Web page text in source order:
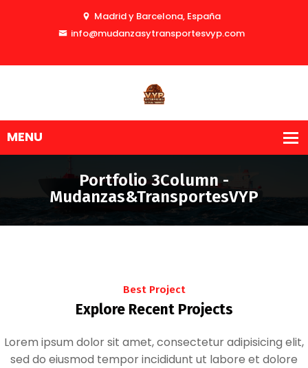
Madrid y Barcelona, España
info@mudanzasytransportesvyp.com
Portfolio 3Column -
Mudanzas&TransportesVYP
Best Project
Explore Recent Projects
Lorem ipsum dolor sit amet, consectetur adipisicing elit,
sed do eiusmod tempor incididunt ut labore et dolore